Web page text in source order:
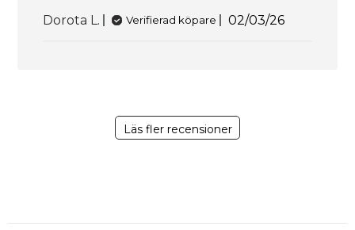
Dorota L.
Verifierad köpare 02/03/26
Läs fler recensioner